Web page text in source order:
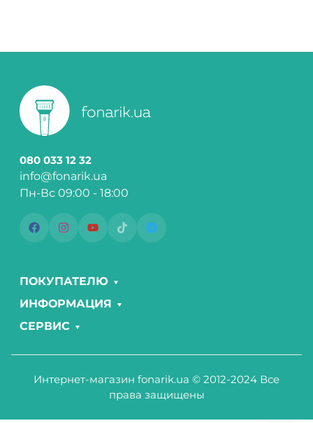
080 033 12 32
info@fonarik.ua
Пн-Вс 09:00 - 18:00
ПОКУПАТЕЛЮ
ИНФОРМАЦИЯ
СЕРВИС
Интернет-магазин fonarik.ua © 2012-2024 Все
права защищены